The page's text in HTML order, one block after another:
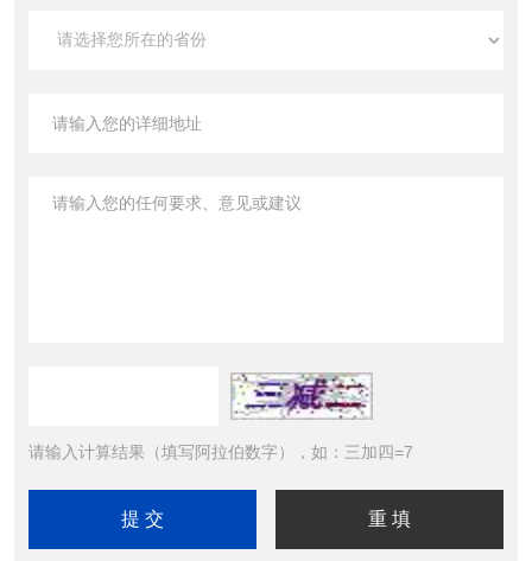
请输入计算结果（填写阿拉伯数字），如：三加四=7